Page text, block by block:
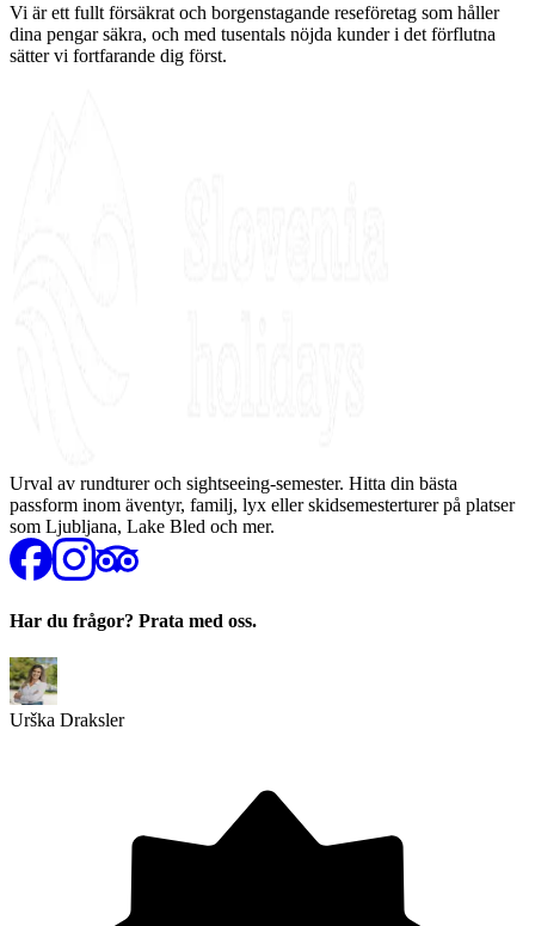
Vi är ett fullt försäkrat och borgenstagande reseföretag som håller
dina pengar säkra, och med tusentals nöjda kunder i det förflutna
sätter vi fortfarande dig först.
Urval av rundturer och sightseeing-semester. Hitta din bästa
passform inom äventyr, familj, lyx eller skidsemesterturer på platser
som Ljubljana, Lake Bled och mer.
Har du frågor? Prata med oss.
Urška Draksler